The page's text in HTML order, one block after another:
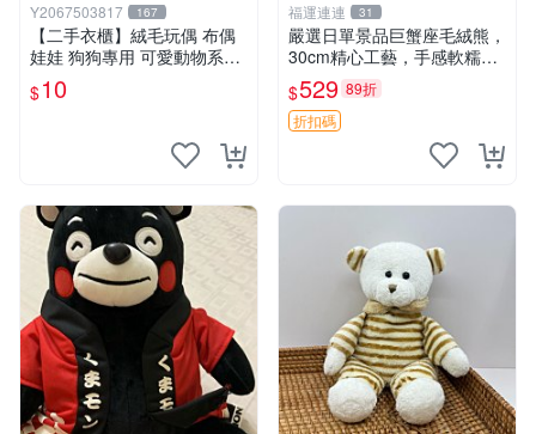
Y2067503817 167
【二手衣櫃】絨毛玩偶 布偶
娃娃 狗狗專用 可愛動物系列
耐咬耐磨玩具 玩偶 粉紅熊寵
物玩具 1120929
$10
福運連連 31
嚴選日單景品巨蟹座毛絨熊，
30cm精心工藝，手感軟糯推
薦收藏送人 巨蟹座 毛絨玩具
精緻做工
$529 89折
折扣碼